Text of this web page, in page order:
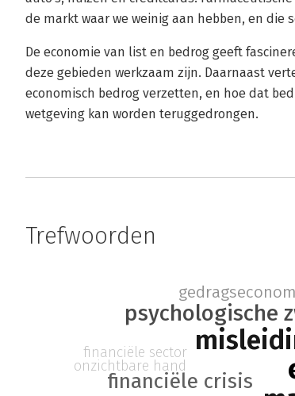
de markt waar we weinig aan hebben, en die
De economie van list en bedrog geeft
deze gebieden werkzaam zijn. Daarnaast
economisch bedrog verzetten, en hoe dat
wetgeving kan worden teruggedrongen.
Trefwoorden
psychologische
financiële crisis
onzichtbare hand
financiële sector